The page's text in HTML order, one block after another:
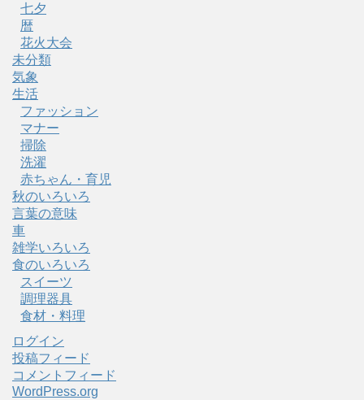
七夕
暦
花火大会
未分類
気象
生活
ファッション
マナー
掃除
洗濯
赤ちゃん・育児
秋のいろいろ
言葉の意味
車
雑学いろいろ
食のいろいろ
スイーツ
調理器具
食材・料理
ログイン
投稿フィード
コメントフィード
WordPress.org